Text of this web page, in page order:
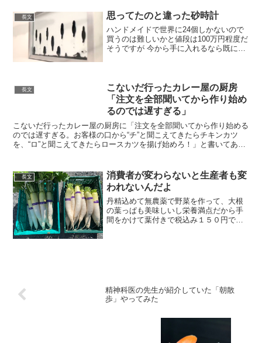
長文 思ってたのと違った砂時計
ハンドメイドで世界に24個しかないので
買うのは難しいかと値段は100万円程度だ
そうですが 今から手に入れるなら既に持
長文
こないだ行ったカレー屋の厨房
「注文を全部聞いてから作り始め
るのでは遅すぎる」
こないだ行ったカレー屋の厨房に「注文を全部聞いてから作り始める
のでは遅すぎる。お客様の口から“チ”と聞こえてきたらチキンカツ
を、“ロ”と聞こえてきたらロースカツを揚げ始めろ！」と書いてあっ
長文
消費者が変わらないと生産者も変
われないんだよ
丹精込めて無農薬で野菜を作って、大根
の葉っぱも美味しいし栄養満点だから手
間をかけて葉付きで税込み１５０円で出
精神科医の先生が紹介していた「朝散
歩」やってみた